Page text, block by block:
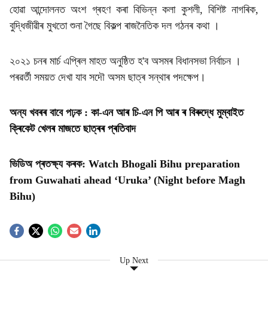
হোৱা আন্দোলনত অংশ গ্ৰহণ কৰা বিভিন্ন কলা কুশলী, বিশিষ্ট নাগৰিক,
বুদ্ধিজীৱীৰ মুখতো শুনা গৈছে বিকল্প ৰাজনৈতিক দল গঠনৰ কথা ।
২০২১ চনৰ মাৰ্চ এপ্ৰিল মাহত অনুষ্ঠিত হ'ব অসমৰ বিধানসভা নিৰ্বাচন ।
পৰৱৰ্তী সময়ত দেখা যাব সদৌ অসম ছাত্ৰ সন্থাৰ পদক্ষেপ।
অন্য খবৰৰ বাবে পঢ়ক : কা-এন আৰ চি-এন পি আৰ ৰ বিৰুদ্ধে মুম্বাইত
ক্ৰিকেট খেলৰ মাজতে ছাত্ৰৰ প্ৰতিবাদ
ভিডিঅ প্ৰতক্ষ্য কৰক: Watch Bhogali Bihu preparation
from Guwahati ahead ‘Uruka’ (Night before Magh
Bihu)
Up Next